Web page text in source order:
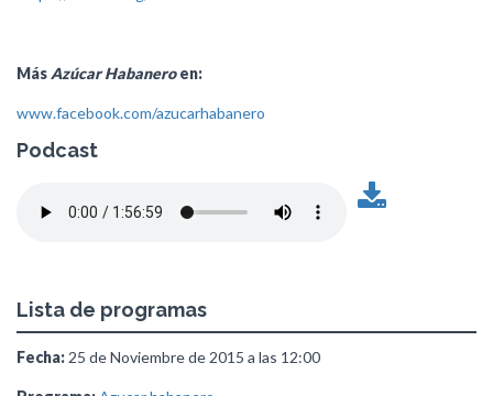
Más Azúcar Habaneroen:
www.facebook.com/azucarhabanero
Podcast
Lista de programas
Fecha: 25 de Noviembre de 2015 a las 12:00